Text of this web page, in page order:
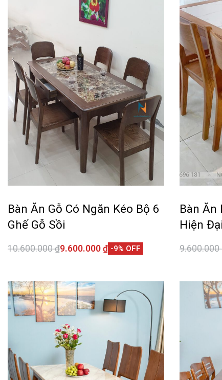
Bàn Ăn Gỗ Có Ngăn Kéo Bộ 6
Ghế Gỗ Sồi
10.600.000₫9.600.000 ₫ -9% OFF
Bàn Ăn
Hiện Đại
9.600.000